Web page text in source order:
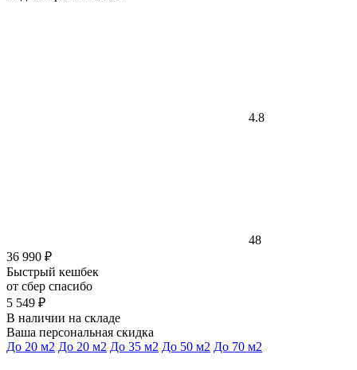
4.8
48
36 990 ₽
Быстрый кешбек
от сбер спасибо
5 549 ₽
В наличии на складе
Ваша персональная скидка
До 20 м2 До 20 м2 До 35 м2 До 50 м2 До 70 м2